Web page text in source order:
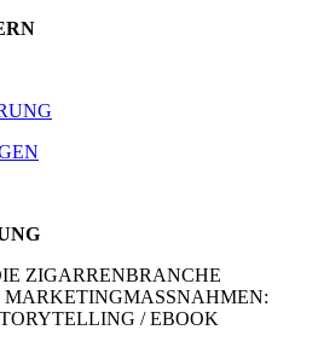
ZIGARRENBRANCHE
MARKETINGMASSNAHMEN:
/ EBOOK